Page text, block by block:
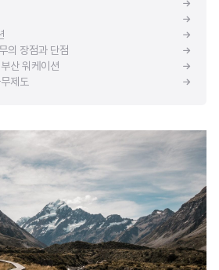
의 장점과 단점
산 워케이션
제도